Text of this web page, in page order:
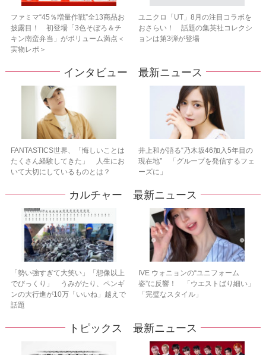
ファミマ“45％増量作戦”全13商品お
披露目！ 初登場「3色そぼろ＆チ
キン南蛮弁当」がボリューム満点＜
実物レポ＞
ユニクロ「UT」8月の注目コラボを
おさらい！ 話題の集英社コレクシ
ョンは第3弾が登場
インタビュー 最新ニュース
FANTASTICS世界、「悔しいことは
たくさん経験してきた」 人生にお
いて大切にしているものとは？
井上和が語る“乃木坂46加入5年目の
現在地” 「グループを発信するフェ
ーズに」
カルチャー 最新ニュース
「勢い強すぎて大笑い」「想像以上
でびっくり」 うみがたり、ペンギ
ンの大行進が10万「いいね」越えで
話題
IVE ウォニョンの“ユニフォーム
姿”に反響！ 「ウエストばり細い」
「完璧なスタイル」
トピックス 最新ニュース